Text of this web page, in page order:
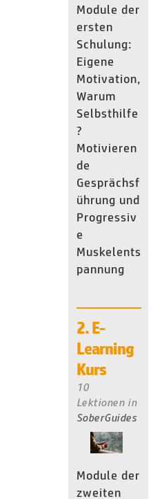
Module der
ersten
Schulung:
Eigene
Motivation,
Warum
Selbsthilfe
?
Motivieren
de
Gesprächsf
ührung und
Progressiv
e
Muskelents
pannung
2. E-
Learning
Kurs
10
Lektionen in
SoberGuides
Module der
zweiten